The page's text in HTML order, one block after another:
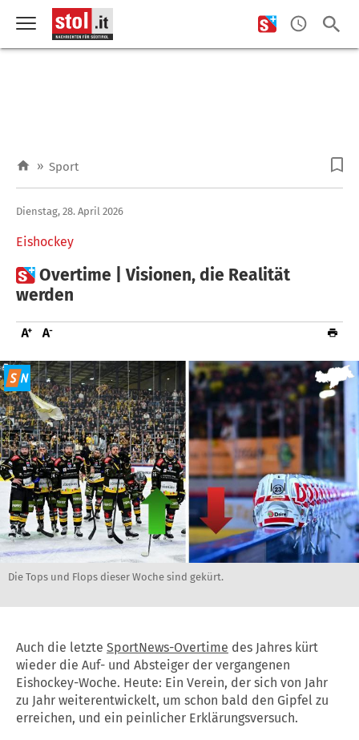
» Sport
Eishockey
Dienstag, 28. April 2026
Overtime | Visionen, die Realität
werden
Die Tops und Flops dieser Woche sind gekürt.
Auch die letzte SportNews-Overtime des Jahres kürt
wieder die Auf- und Absteiger der vergangenen
Eishockey-Woche. Heute: Ein Verein, der sich von Jahr
zu Jahr weiterentwickelt, um schon bald den Gipfel zu
erreichen, und ein peinlicher Erklärungsversuch.